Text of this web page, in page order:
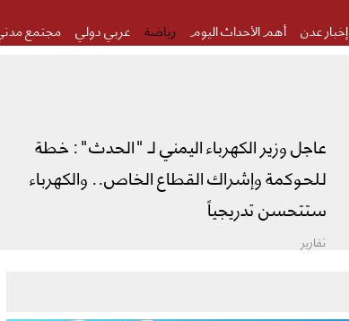
إخبار عدن أهم الأحداث اليوم رياضة عربي دولي مجتمع
عاجل وزير الكهرباء اليمني لـ "الحدث": خطة
للحوكمة وإشراك القطاع الخاص.. والكهرباء
ستتحسن تدريجياً
تقارير